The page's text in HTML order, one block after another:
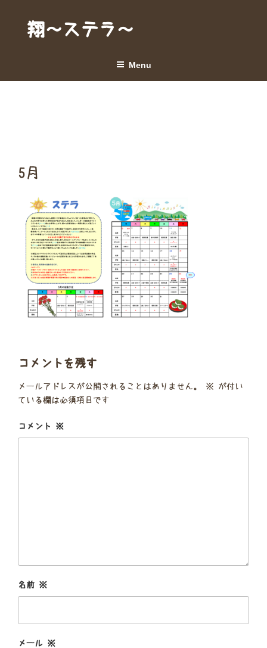
content翔～ステラ～
Menu
5月
コメントを残す
メールアドレスが公開されることはありません。 ※ が付い
ている欄は必須項目です
コメント ※
名前 ※
メール ※